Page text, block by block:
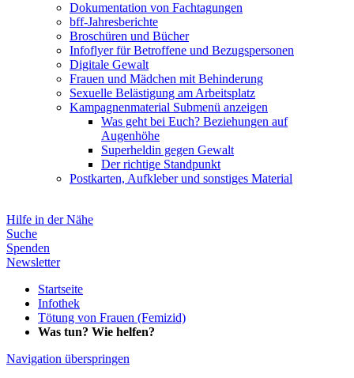
Dokumentation von Fachtagungen
bff-Jahresberichte
Broschüren und Bücher
Infoflyer für Betroffene und Bezugspersonen
Digitale Gewalt
Frauen und Mädchen mit Behinderung
Sexuelle Belästigung am Arbeitsplatz
Kampagnenmaterial Submenü anzeigen
Was geht bei Euch? Beziehungen auf
Augenhöhe
Superheldin gegen Gewalt
Der richtige Standpunkt
Postkarten, Aufkleber und sonstiges Material
Hilfe in der Nähe
Suche
Spenden
Newsletter
Startseite
Infothek
Tötung von Frauen (Femizid)
Was tun? Wie helfen?
Navigation überspringen